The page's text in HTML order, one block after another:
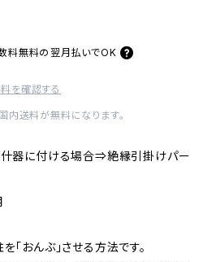
料無料の 翌月払いでOK
を確認する
送料が無料になります。
什器に付ける場合⇒絶縁引掛けパー
「おんぶ」させる方法です。